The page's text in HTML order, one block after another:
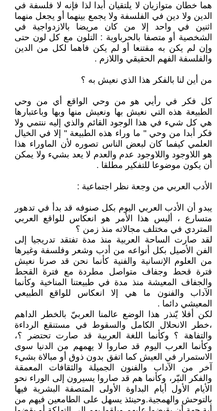
هما خطان متوازيان لا يلتقيان أبدا لذا فإنه لا فلسفة في
الدين ولا دين في الفلسفة ولا يجمع بينهما أو يجعل منهما
اثنين في واحد إلا من كان مريضا بالازدواجية في
الشخصية أو متصفا بالحرباوية : التلون مع كل لون حتى
وإن لم يكن به مقتنعا أو لم يكن فاهما لكل من الدين
والفلسفة الفهم الحقيقي واللازم .
من أين لنا بالفكر هذا الذي نعيش به ؟
كل فكر في رأيي هو من وحي الواقع أي من وحي
الطبيعة هذه التي نعيش بها ونعيش منها وبها وباعتبارها
هي كل شيء في هذا الوجود القائم والذي إليه ننتمي ولا
فكر أبدا من وحي " ما وراء هذه الطبيعة " إلا في الخيال
العلمي كيفما كان لبعض الناس تصوره لأن الماوراء هذا
هو اللاوجود واللاوجود عدم والعدم لا يعد بشيء ولا يمكن
أن يكون موضوعا للتفكير مطلقا .
الأدب العربي من وجعة نظر اجتماعية :
يبدو أن الأدب العربي اليوم بكل صنوفه قد بدأ في تدهور
متسارع ، أليس هذا الأمر هو انعكاس للواقع العربي
المتردي في مختلف مجالاته منذ زمن ؟
لقد صارت الساحة العربية منذ مدة تفتقد تدريجيا إلى
الفن الأصيل بكل أنواعه من أدب وشعر وفلسفة وغيرها
من العلوم الإنسانية والفنية كأنما نحن قد صرنا نعيش
فترة قحط وجفاف متواصل مطردة مع فترة القحط
والجفاف المعيشة منذ مدة في طبيعتنا المناخية وكأنما
الآداب والفنون ما هي إلا انعكاس للواقع الطبيعي
المعيشي دائما .
لكن أفلا يّنذر هذا الوضع عالمنا العربيّ بالخطر الداهم
،خطر الانحلال الكامل والسقوط في مستنقع الرداءة
والتفاهة ؟ وكأنما اللغة العربية قد صارت تحتضر ؟،
وكأنما العرب اليوم قد صاروا لا يهمهم من الدنيا سوى
الاستمرار في العيش كما اتفق بدون ذوق أو مبالاة بشيء
آخر من الآداب والفنون الجميلة والثقافات المعمقة
والفكر النيّر، وكأنما هم قد صاروا يسيرون إلى الوراء نحو
الأيام الأول أيام البداوة الأولى المتصفة البشرية فيها
بالتوحش والهمجية.وحينئذ يسهل على الطامعين فيهم من